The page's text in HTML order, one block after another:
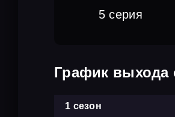
5 серия
График выхода
1 сезон